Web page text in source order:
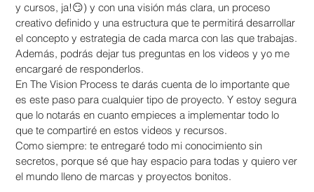
y cursos, ja!😏) y con una visión más clara, un proceso
creativo definido y una estructura que te permitirá desarrollar
el concepto y estrategia de cada marca con las que trabajas.
Además, podrás dejar tus preguntas en los videos y yo me
encargaré de responderlos.
En The Vision Process te darás cuenta de lo importante que
es este paso para cualquier tipo de proyecto. Y estoy segura
que lo notarás en cuanto empieces a implementar todo lo
que te compartiré en estos videos y recursos.
Como siempre: te entregaré todo mi conocimiento sin
secretos, porque sé que hay espacio para todas y quiero ver
el mundo lleno de marcas y proyectos bonitos.